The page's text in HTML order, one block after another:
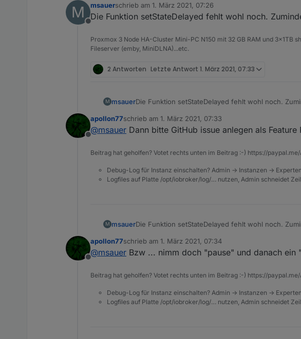
M
Offline
msauerschrieb am 1. März 2021, 07:26
zuletzt editiert von
Die Funktion setStateDelayed fehlt wohl noch.
Proxmox 3 Node HA-Cluster Mini-PC N150 mit 32 GB RAM und 3x1TB
Fileserver (emby, MiniDLNA)...etc.
2 Antworten Letzte Antwort 1. März 2021, 07:33
M msauerDie Funktion setStateDelayed fehlt wohl noch.
Offline
apollon77schrieb am 1. März 2021, 07:33
zuletzt editiert von
@msauer Dann bitte GitHub issue anlegen als Feature
Beitrag hat geholfen? Votet rechts unten im Beitrag :-) https://
Debug-Log für Instanz einschalten? Admin -> Instanzen ->
Logfiles auf Platte /opt/iobroker/log/… nutzen, Admin schneidet
M msauerDie Funktion setStateDelayed fehlt wohl noch.
Offline
apollon77schrieb am 1. März 2021, 07:34
zuletzt editiert von
@msauer Bzw ... nimm doch "pause" und danach ein
Beitrag hat geholfen? Votet rechts unten im Beitrag :-) https://
Debug-Log für Instanz einschalten? Admin -> Instanzen ->
Logfiles auf Platte /opt/iobroker/log/… nutzen, Admin schneidet